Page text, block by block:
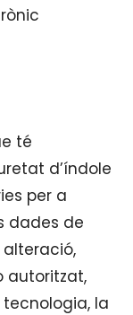
té
d’índole
per a
dades de
autoritzat,
la